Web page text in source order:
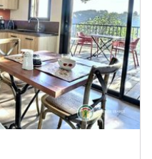
tout en bois.. - Gîtes de France